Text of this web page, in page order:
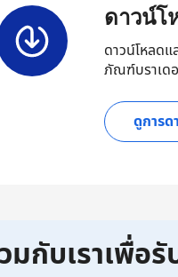
ดาวน์โ
ดาวน์โหลด
ภัณฑ์บราเด
ดูการด
มกับเราเพื่อ